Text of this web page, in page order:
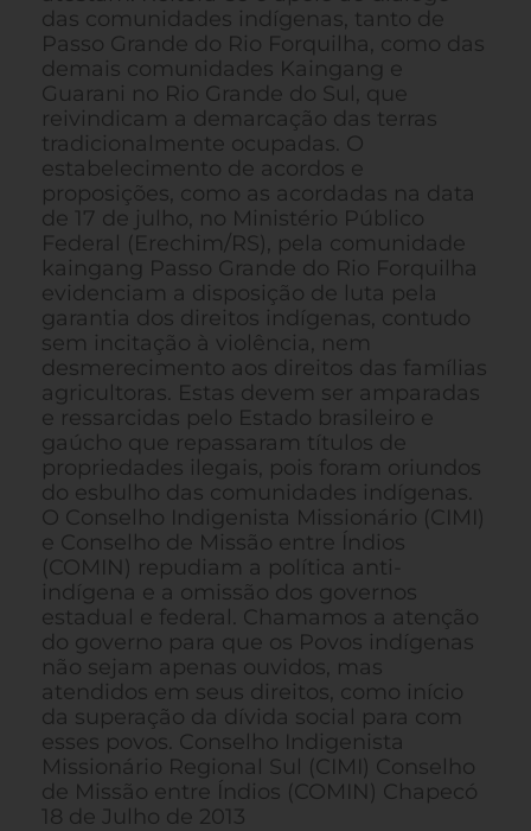
das comunidades indígenas, tanto de
Passo Grande do Rio Forquilha, como das
demais comunidades Kaingang e
Guarani no Rio Grande do Sul, que
reivindicam a demarcação das terras
tradicionalmente ocupadas. O
estabelecimento de acordos e
proposições, como as acordadas na data
de 17 de julho, no Ministério Público
Federal (Erechim/RS), pela comunidade
kaingang Passo Grande do Rio Forquilha
evidenciam a disposição de luta pela
garantia dos direitos indígenas, contudo
sem incitação à violência, nem
desmerecimento aos direitos das famílias
agricultoras. Estas devem ser amparadas
e ressarcidas pelo Estado brasileiro e
gaúcho que repassaram títulos de
propriedades ilegais, pois foram oriundos
do esbulho das comunidades indígenas.
O Conselho Indigenista Missionário (CIMI)
e Conselho de Missão entre Índios
(COMIN) repudiam a política anti-
indígena e a omissão dos governos
estadual e federal. Chamamos a atenção
do governo para que os Povos indígenas
não sejam apenas ouvidos, mas
atendidos em seus direitos, como início
da superação da dívida social para com
esses povos. Conselho Indigenista
Missionário Regional Sul (CIMI) Conselho
de Missão entre Índios (COMIN) Chapecó
18 de Julho de 2013